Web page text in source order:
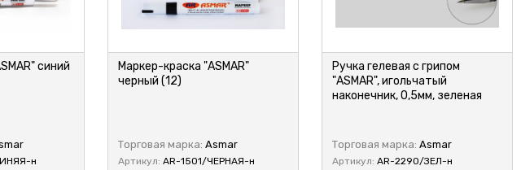
синий
н
Маркер-краска "ASMAR"
черный (12)
Торговая марка: Asmar
Артикул: AR-1501/ЧЕРНАЯ-н
Ручка гелевая с грипом
"ASMAR", игольчатый
наконечник, 0,5мм, зеленая
Торговая марка: Asmar
Артикул: AR-2290/ЗЕЛ-н